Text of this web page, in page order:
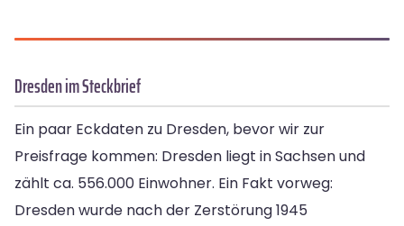
Dresden im Steckbrief
Ein paar Eckdaten zu Dresden, bevor wir zur
Preisfrage kommen: Dresden liegt in Sachsen und
zählt ca. 556.000 Einwohner. Ein Fakt vorweg:
Dresden wurde nach der Zerstörung 1945